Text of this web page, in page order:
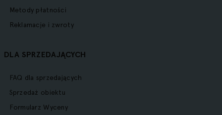
Metody płatności
Reklamacje i zwroty
DLA SPRZEDAJĄCYCH
FAQ dla sprzedających
Sprzedaż obiektu
Formularz Wyceny